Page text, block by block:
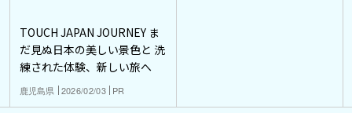
TOUCH JAPAN JOURNEY ま
だ見ぬ日本の美しい景色と 洗
練された体験、新しい旅へ
鹿児島県 2026/02/03 PR